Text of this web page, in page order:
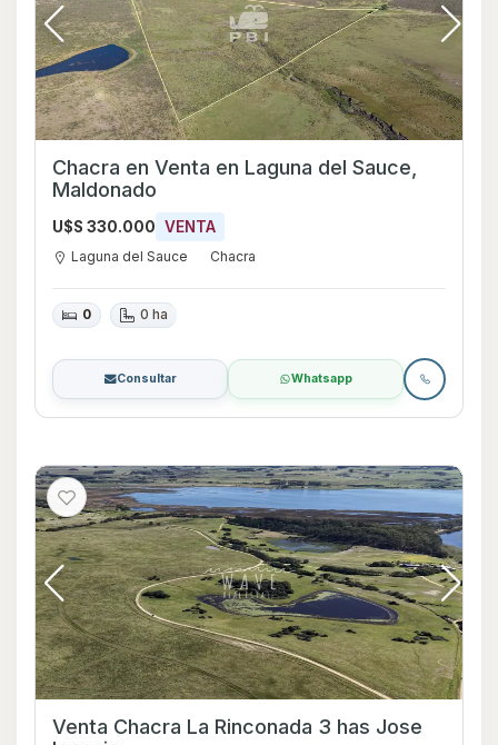
Chacra en Venta en Laguna del Sauce,
Maldonado
U$S 330.000 VENTA
Laguna del Sauce Chacra
0 0 ha
Consultar Whatsapp
Venta Chacra La Rinconada 3 has Jose